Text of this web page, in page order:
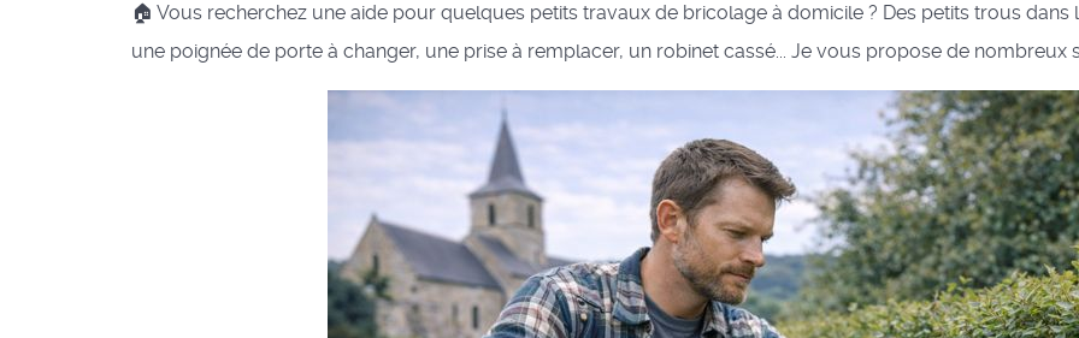
🏠 Vous recherchez une aide pour quelques petits travaux de bricolage à domicile ? Des petits trous
une poignée de porte à changer, une prise à remplacer, un robinet cassé... Je vous propose de nombreux